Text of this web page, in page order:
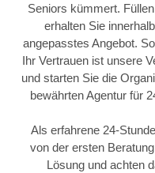
Seniors kümmert.
erhalten Sie
angepasstes Angebot.
Ihr Vertrauen ist unsere
und starten Sie die
bewährten Agentur für
Als erfahrene 24-
von der ersten
Lösung und achten